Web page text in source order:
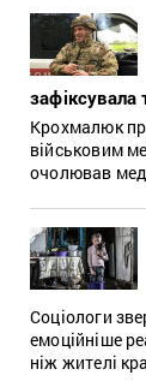
зафіксувала
Крохмалюк
військовим
очолював
Соціологи
емоційніше
ніж жителі